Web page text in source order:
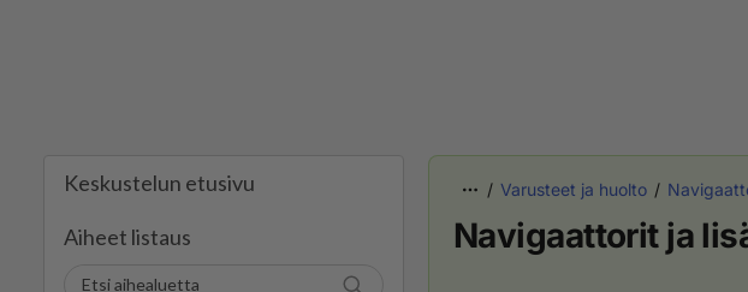
Keskustelun etusivu
Aiheet listaus
Varusteet ja huolto
Navigaattorit ja